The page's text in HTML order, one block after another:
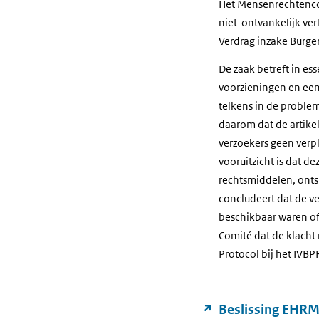
Het
niet-ontvankelijk
Verdrag inzake
De zaak betreft in
voorzieningen en
telkens in de
daarom dat de
verzoekers geen
vooruitzicht is dat
rechtsmiddelen,
concludeert dat de
beschikbaar waren
Comité dat de
Protocol bij het
Beslissing